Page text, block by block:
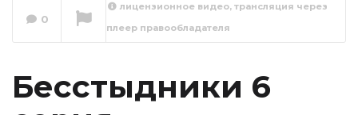
Бесстыдники 7
0
лицензионное видео, трансляция через
плеер правообладателя
Бесстыдники 6